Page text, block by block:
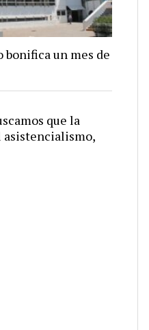
bonifica un mes de
que la
asistencialismo,